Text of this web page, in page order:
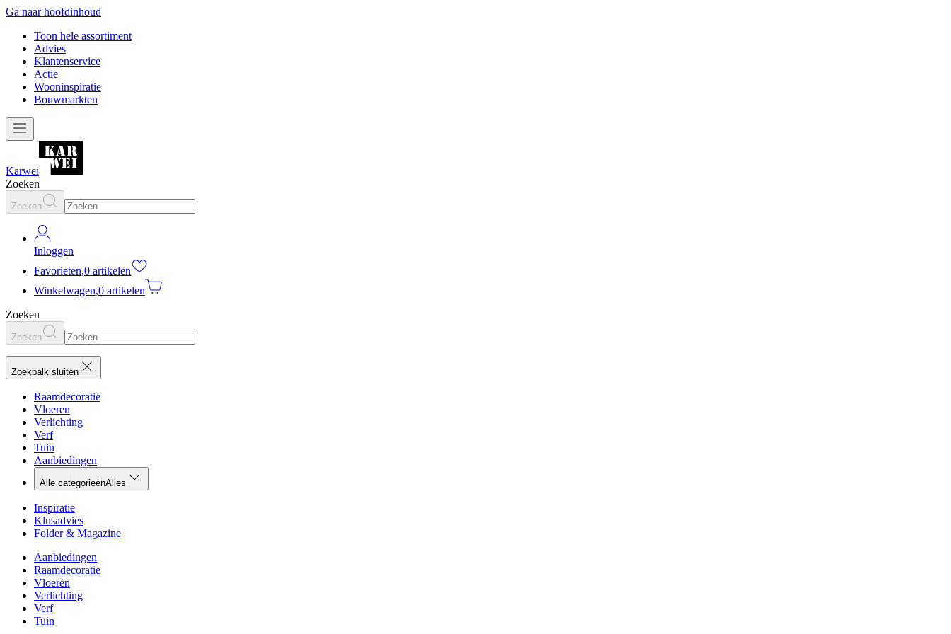
Ga naar hoofdinhoud
Toon hele assortiment
Advies
Klantenservice
Actie
Wooninspiratie
Bouwmarkten
Karwei
Zoeken
Zoeken
Inloggen
Favorieten,0 artikelen
Winkelwagen,0 artikelen
Zoeken
Zoeken
Zoekbalk sluiten
Raamdecoratie
Vloeren
Verlichting
Verf
Tuin
Aanbiedingen
Alle categorieënAlles
Inspiratie
Klusadvies
Folder & Magazine
Aanbiedingen
Raamdecoratie
Vloeren
Verlichting
Verf
Tuin